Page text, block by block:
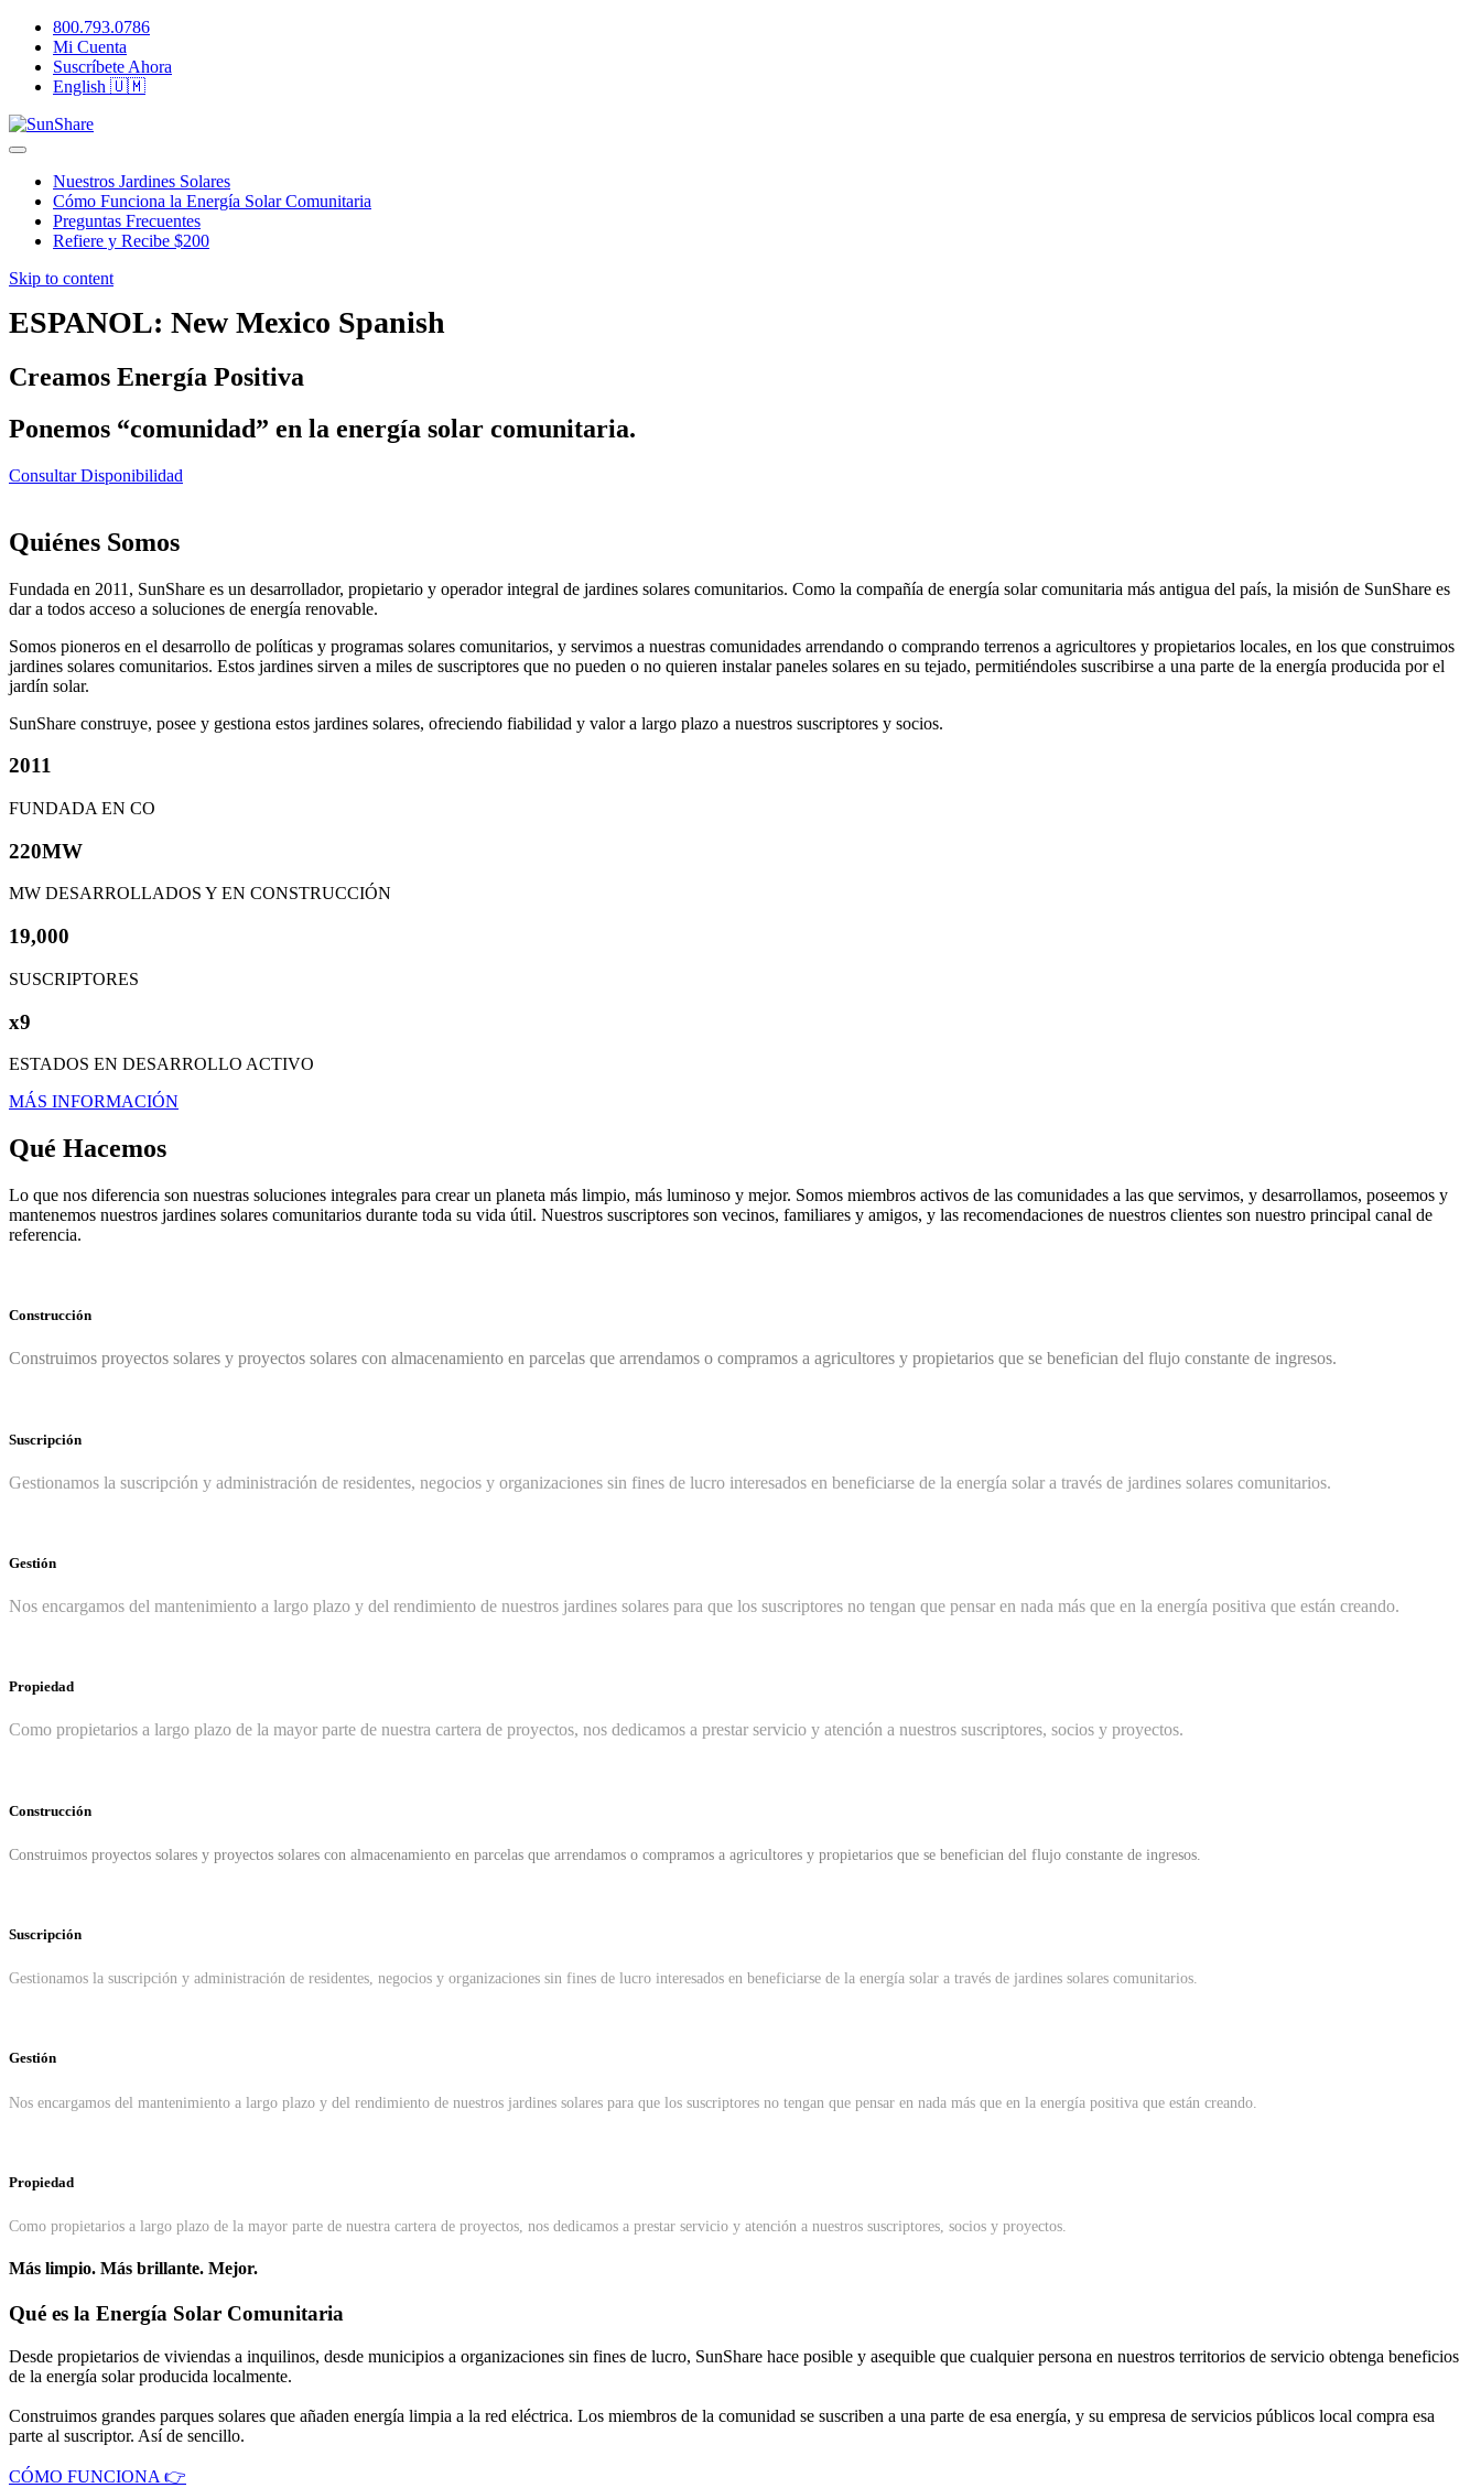
800.793.0786
Mi Cuenta
Suscríbete Ahora
English 🇺🇲
Nuestros Jardines Solares
Cómo Funciona la Energía Solar Comunitaria
Preguntas Frecuentes
Refiere y Recibe $200
Skip to content
ESPANOL: New Mexico Spanish
Creamos Energía Positiva
Ponemos “comunidad” en la energía solar comunitaria.
Consultar Disponibilidad
Quiénes Somos
Fundada en 2011, SunShare es un desarrollador, propietario y operador integral de jardines solares comunitarios. Como la compañía de energía solar comunitaria más antigua del país, la misión de SunShare es
dar a todos acceso a soluciones de energía renovable.
Somos pioneros en el desarrollo de políticas y programas solares comunitarios, y servimos a nuestras comunidades arrendando o comprando terrenos a agricultores y propietarios locales, en los que construimos
jardines solares comunitarios. Estos jardines sirven a miles de suscriptores que no pueden o no quieren instalar paneles solares en su tejado, permitiéndoles suscribirse a una parte de la energía producida por el
jardín solar.
SunShare construye, posee y gestiona estos jardines solares, ofreciendo fiabilidad y valor a largo plazo a nuestros suscriptores y socios.
2011
FUNDADA EN CO
220MW
MW DESARROLLADOS Y EN CONSTRUCCIÓN
19,000
SUSCRIPTORES
x9
ESTADOS EN DESARROLLO ACTIVO
MÁS INFORMACIÓN
Qué Hacemos
Lo que nos diferencia son nuestras soluciones integrales para crear un planeta más limpio, más luminoso y mejor. Somos miembros activos de las comunidades a las que servimos, y desarrollamos, poseemos y
mantenemos nuestros jardines solares comunitarios durante toda su vida útil. Nuestros suscriptores son vecinos, familiares y amigos, y las recomendaciones de nuestros clientes son nuestro principal canal de
referencia.
Construcción
Construimos proyectos solares y proyectos solares con almacenamiento en parcelas que arrendamos o compramos a agricultores y propietarios que se benefician del flujo constante de ingresos.
Suscripción
Gestionamos la suscripción y administración de residentes, negocios y organizaciones sin fines de lucro interesados en beneficiarse de la energía solar a través de jardines solares comunitarios.
Gestión
Nos encargamos del mantenimiento a largo plazo y del rendimiento de nuestros jardines solares para que los suscriptores no tengan que pensar en nada más que en la energía positiva que están creando.
Propiedad
Como propietarios a largo plazo de la mayor parte de nuestra cartera de proyectos, nos dedicamos a prestar servicio y atención a nuestros suscriptores, socios y proyectos.
Construcción
Construimos proyectos solares y proyectos solares con almacenamiento en parcelas que arrendamos o compramos a agricultores y propietarios que se benefician del flujo constante de ingresos.
Suscripción
Gestionamos la suscripción y administración de residentes, negocios y organizaciones sin fines de lucro interesados en beneficiarse de la energía solar a través de jardines solares comunitarios.
Gestión
Nos encargamos del mantenimiento a largo plazo y del rendimiento de nuestros jardines solares para que los suscriptores no tengan que pensar en nada más que en la energía positiva que están creando.
Propiedad
Como propietarios a largo plazo de la mayor parte de nuestra cartera de proyectos, nos dedicamos a prestar servicio y atención a nuestros suscriptores, socios y proyectos.
Más limpio. Más brillante. Mejor.
Qué es la Energía Solar Comunitaria
Desde propietarios de viviendas a inquilinos, desde municipios a organizaciones sin fines de lucro, SunShare hace posible y asequible que cualquier persona en nuestros territorios de servicio obtenga beneficios
de la energía solar producida localmente.
Construimos grandes parques solares que añaden energía limpia a la red eléctrica. Los miembros de la comunidad se suscriben a una parte de esa energía, y su empresa de servicios públicos local compra esa
parte al suscriptor. Así de sencillo.
CÓMO FUNCIONA 👉